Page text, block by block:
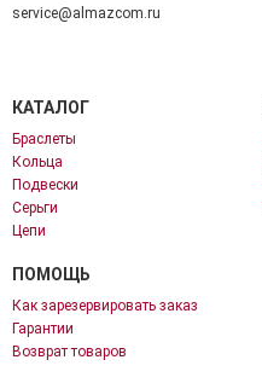
service@almazcom.ru
КАТАЛОГ
Браслеты
Кольца
Подвески
Серьги
Цепи
ПОМОЩЬ
Как зарезервировать заказ
Гарантии
Возврат товаров